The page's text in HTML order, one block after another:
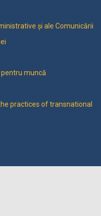
și ale Comunicării
muncă
practices of transnational